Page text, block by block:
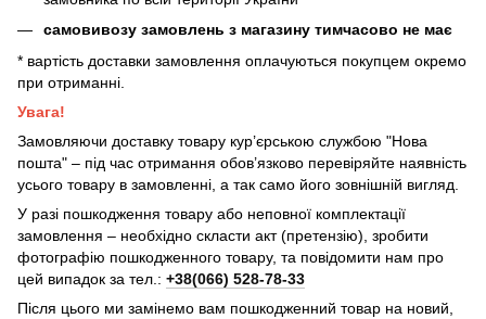
самовивозу замовлень з магазину тимчасово не має
* вартість доставки замовлення оплачуються покупцем окремо
при отриманні.
Увага!
Замовляючи доставку товару кур’єрською службою "Нова
пошта" – під час отримання обов’язково перевіряйте наявність
усього товару в замовленні, а так само його зовнішній вигляд.
У разі пошкодження товару або неповної комплектації
замовлення – необхідно скласти акт (претензію), зробити
фотографію пошкодженного товару, та повідомити нам про
цей випадок за тел.: +38(066) 528-78-33
Після цього ми замінемо вам пошкодженний товар на новий,